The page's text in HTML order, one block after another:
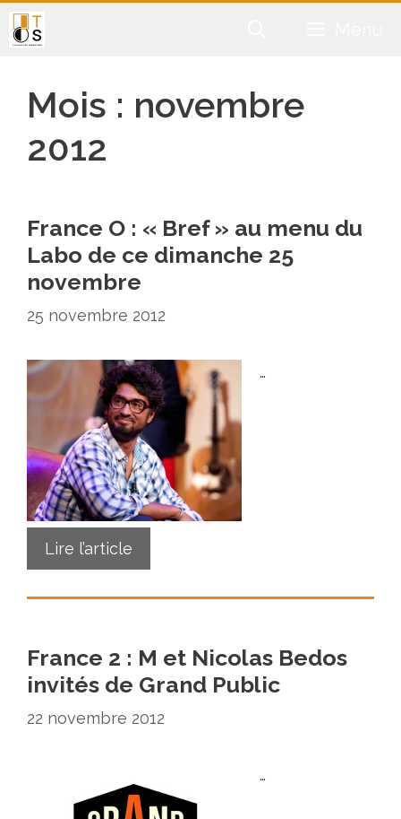
Aller
au
Mois : novembre
2012
France O : « Bref » au menu du
Labo de ce dimanche 25
novembre
25 novembre 2012
…
Lire l’article
France 2 : M et Nicolas Bedos
invités de Grand Public
22 novembre 2012
…